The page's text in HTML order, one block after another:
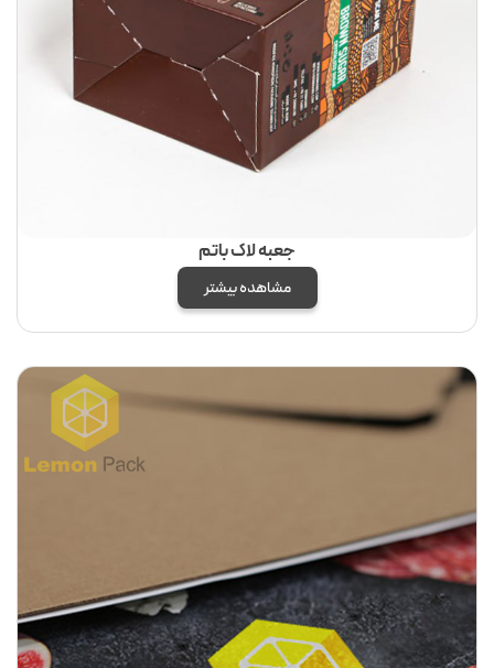
جعبه لاک باتم
مشاهده بیشتر